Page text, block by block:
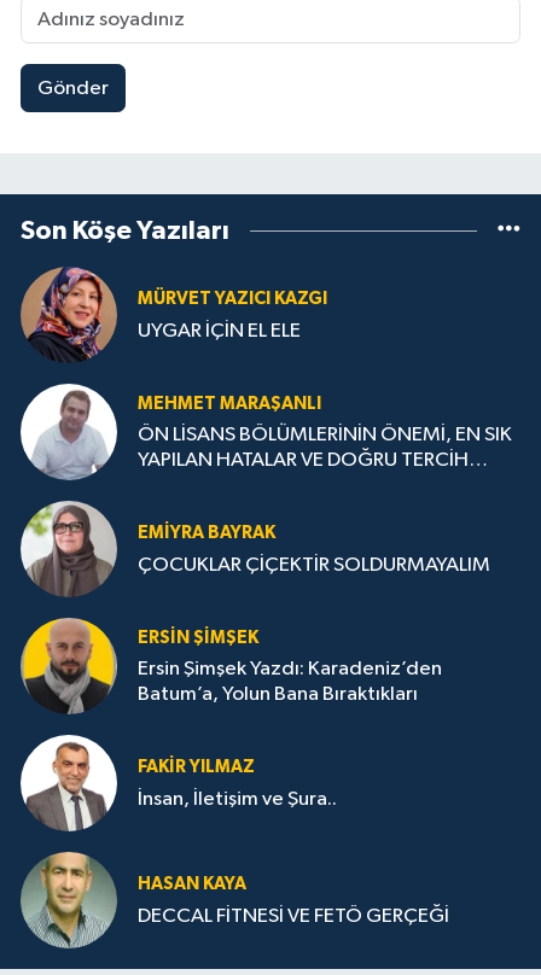
Gönder
Son Köşe Yazıları
MÜRVET YAZICI KAZGI
UYGAR İÇİN EL ELE
MEHMET MARAŞANLI
ÖN LİSANS BÖLÜMLERİNİN ÖNEMİ, EN SIK
YAPILAN HATALAR VE DOĞRU TERCİH
EMIYRA BAYRAK
ÇOCUKLAR ÇİÇEKTİR SOLDURMAYALIM
ERSIN ŞIMŞEK
Ersin Şimşek Yazdı: Karadeniz’den
Batum’a, Yolun Bana Bıraktıkları
FAKIR YILMAZ
İnsan, İletişim ve Şura..
HASAN KAYA
DECCAL FİTNESİ VE FETÖ GERÇEĞİ